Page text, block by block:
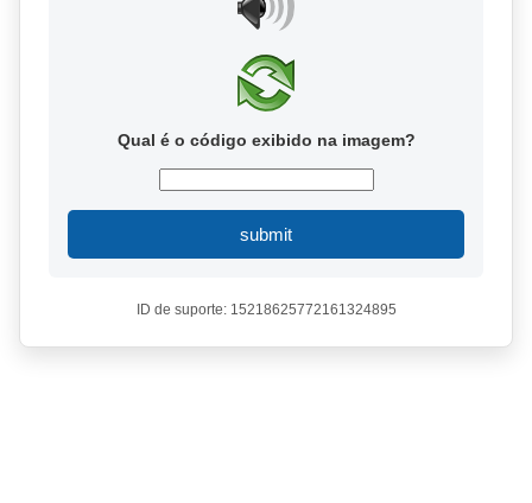
Qual é o código exibido na imagem?
submit
ID de suporte: 15218625772161324895